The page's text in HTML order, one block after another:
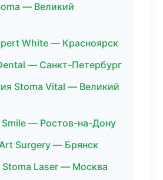
— Великий
White — Красноярск
— Санкт-Петербург
Stoma Vital — Великий
— Ростов-на-Дону
Surgery — Брянск
Stoma Laser — Москва